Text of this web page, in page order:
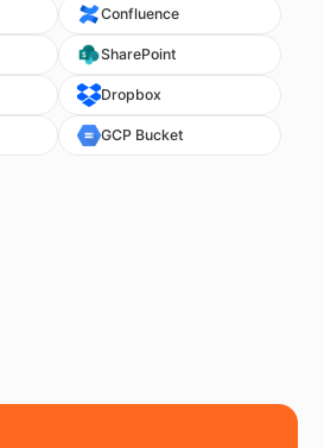
Confluence
SharePoint
Dropbox
GCP Bucket